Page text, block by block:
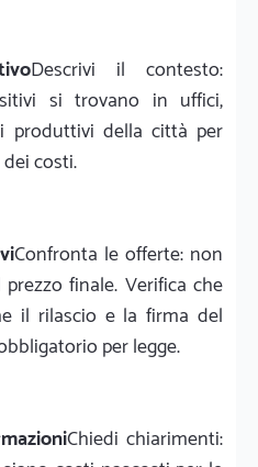
Descrivi il contesto:
si trovano in uffici,
produttivi della città per
costi.
Confronta le offerte: non
finale. Verifica che
il rilascio e la firma del
per legge.
Chiedi chiarimenti: